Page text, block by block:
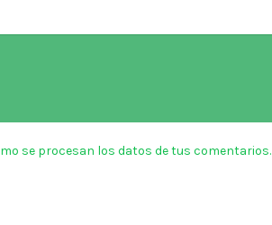
se procesan los datos de tus comentarios.